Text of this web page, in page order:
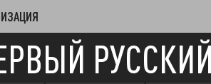
РУССКИЙ